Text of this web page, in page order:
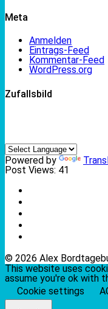
Meta
Anmelden
Eintrags-Feed
Kommentar-Feed
WordPress.org
Zufallsbild
Powered by
Post Views: 41
© 2026 Alex
This website uses
assume you're ok with
Cookie settings